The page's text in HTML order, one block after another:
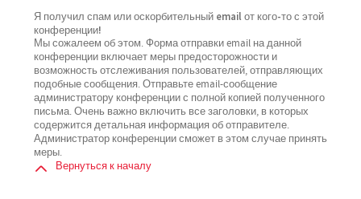
Я получил спам или оскорбительный email от кого-то с этой
конференции!
Мы сожалеем об этом. Форма отправки email на данной
конференции включает меры предосторожности и
возможность отслеживания пользователей, отправляющих
подобные сообщения. Отправьте email-сообщение
администратору конференции с полной копией полученного
письма. Очень важно включить все заголовки, в которых
содержится детальная информация об отправителе.
Администратор конференции сможет в этом случае принять
меры.
Вернуться к началу